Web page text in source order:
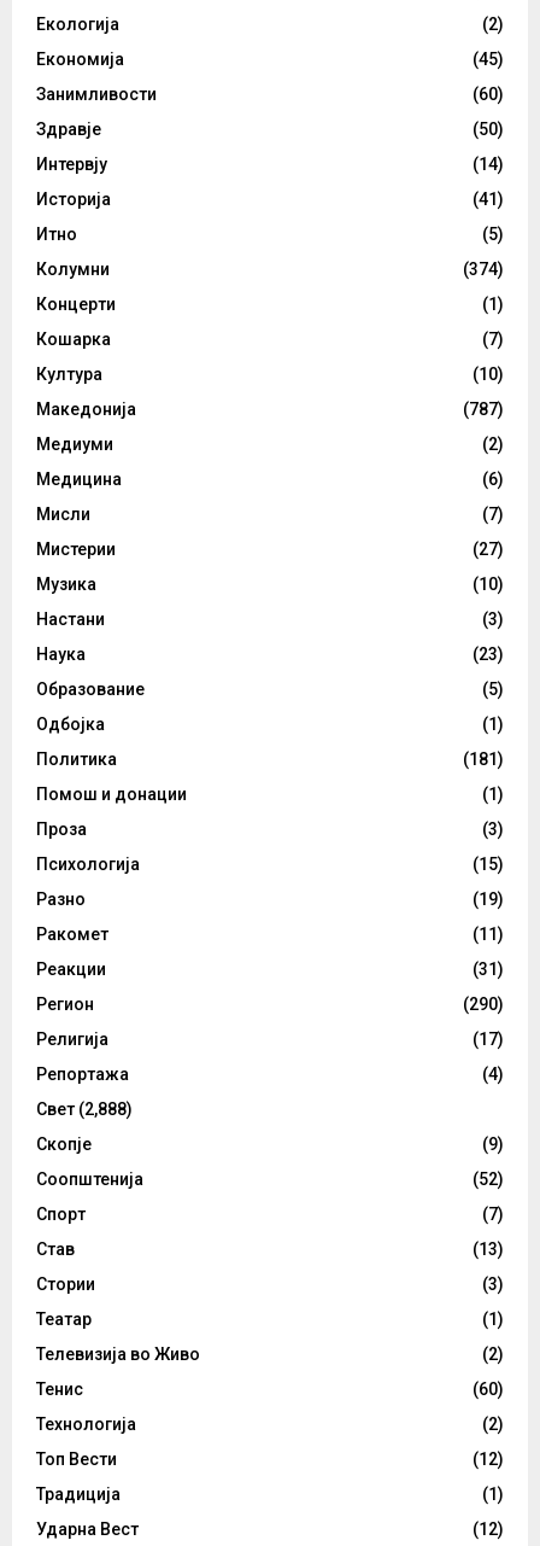
Екологија
(2)
Економија
(45)
Занимливости
(60)
Здравје
(50)
Интервју
(14)
Историја
(41)
Итно
(5)
Колумни
(374)
Концерти
(1)
Кошарка
(7)
Култура
(10)
Македонија
(787)
Медиуми
(2)
Медицина
(6)
Мисли
(7)
Мистерии
(27)
Музика
(10)
Настани
(3)
Наука
(23)
Образование
(5)
Одбојка
(1)
Политика
(181)
Помош и донации
(1)
Проза
(3)
Психологија
(15)
Разно
(19)
Ракомет
(11)
Реакции
(31)
Регион
(290)
Религија
(17)
Репортажа
(4)
Свет (2,888)
Скопје
(9)
Соопштенија
(52)
Спорт
(7)
Став
(13)
Стории
(3)
Театар
(1)
Телевизија во Живо
(2)
Тенис
(60)
Технологија
(2)
Топ Вести
(12)
Традиција
(1)
Ударна Вест
(12)